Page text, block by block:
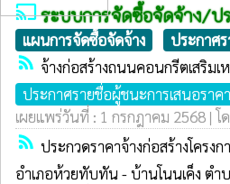
castระบบการจัดซื้อจัดจ้าง/ป
แผนการจัดซื้อจัดจ้าง ประกาศ
rss_feed จ้างก่อสร้างถนนคอนกรีตเสริม
ประกาศรายชื่อผู้ชนะการเสนอราคา
เผยแพร่วันที่ : 1 กรกฎาคม 2568 | โ
rss_feed ประกวดราคาจ้างก่อสร้างโคร
อำเภอห้วยทับทัน - บ้านโนนเค็ง ตำ